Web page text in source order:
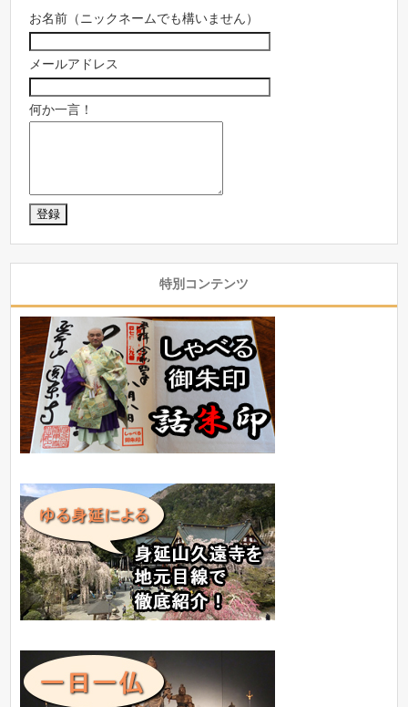
お名前（ニックネームでも構いません）
メールアドレス
何か一言！
特別コンテンツ